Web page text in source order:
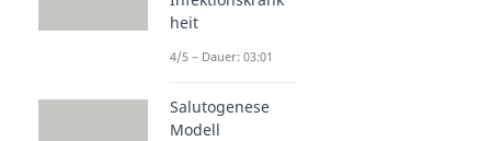
heit
4/5 – Dauer: 03:01
Salutogenese
Modell